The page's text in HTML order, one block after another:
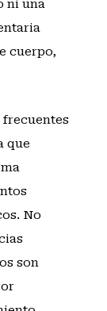
ni una
cuerpo,
frecuentes
que
No
son